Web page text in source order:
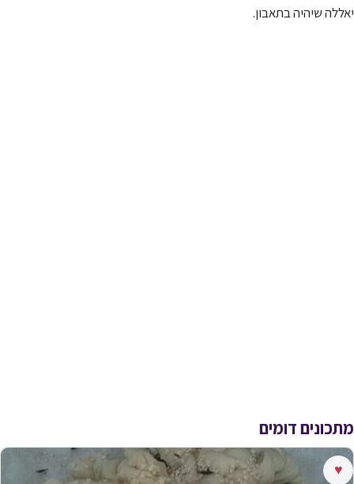
יאללה שיהיה בתאבון.
מתכונים דומים
♥